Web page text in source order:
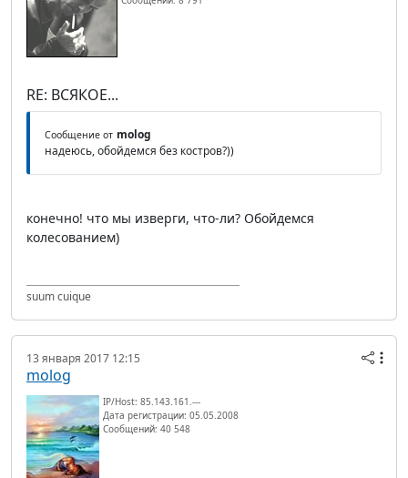
RE: ВСЯКОЕ...
Сообщение от molog
надеюсь, обойдемся без костров?))
конечно! что мы изверги, что-ли? Обойдемся
колесованием)
suum cuique
13 января 2017 12:15
molog
IP/Host: 85.143.161.---
Дата регистрации: 05.05.2008
Сообщений: 40 548